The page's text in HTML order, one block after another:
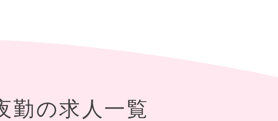
勤の求人一覧